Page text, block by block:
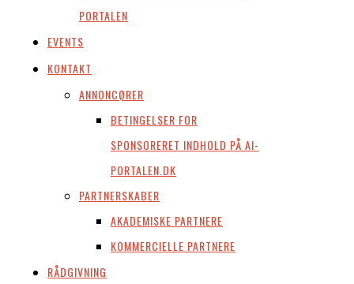
PORTALEN
EVENTS
KONTAKT
ANNONCØRER
BETINGELSER FOR
SPONSORERET INDHOLD PÅ AI-
PORTALEN.DK
PARTNERSKABER
AKADEMISKE PARTNERE
KOMMERCIELLE PARTNERE
RÅDGIVNING